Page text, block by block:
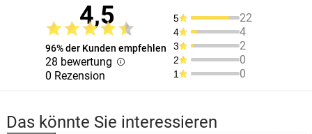
4,5
96% der Kunden empfehlen
28 bewertung
0 Rezension
5 22
4 4
3 2
2 0
1 0
Das könnte Sie interessieren